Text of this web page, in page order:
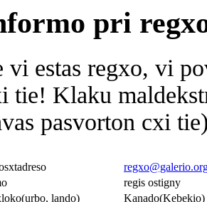
pri
vi estas regxo, vi
tie! Klaku
pasvorton cxi
regis ostigny
lando)
Kanado(Kebekio)